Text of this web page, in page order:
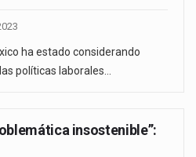
ha estado considerando
políticas laborales…
insostenible”: